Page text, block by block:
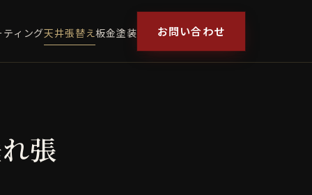
ィング天井張替え板金塗装 お問い合わせ
張